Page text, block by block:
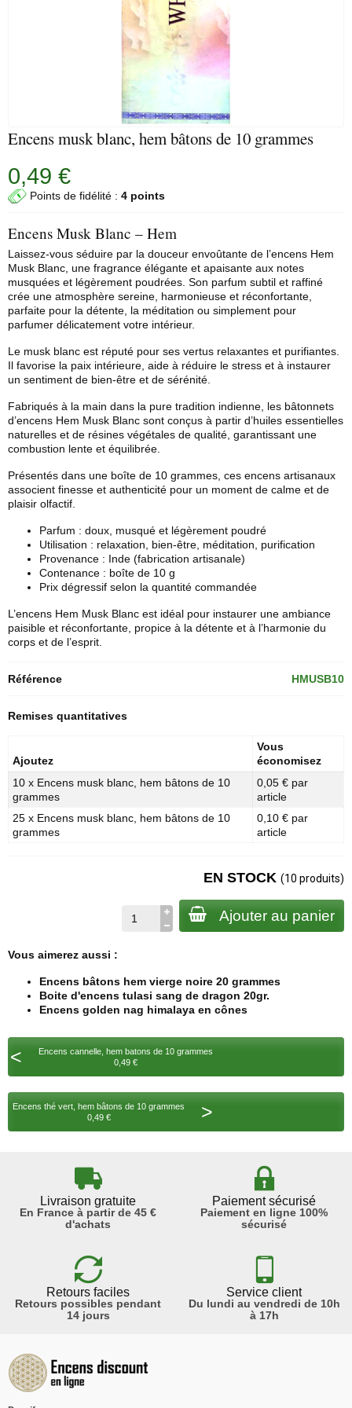
Encens musk blanc, hem bâtons de 10 grammes
0,49 €
Points de fidélité : 4 points
Encens Musk Blanc – Hem
Laissez-vous séduire par la douceur envoûtante de l’encens Hem
Musk Blanc, une fragrance élégante et apaisante aux notes
musquées et légèrement poudrées. Son parfum subtil et raffiné
crée une atmosphère sereine, harmonieuse et réconfortante,
parfaite pour la détente, la méditation ou simplement pour
parfumer délicatement votre intérieur.
Le musk blanc est réputé pour ses vertus relaxantes et purifiantes.
Il favorise la paix intérieure, aide à réduire le stress et à instaurer
un sentiment de bien-être et de sérénité.
Fabriqués à la main dans la pure tradition indienne, les bâtonnets
d’encens Hem Musk Blanc sont conçus à partir d’huiles essentielles
naturelles et de résines végétales de qualité, garantissant une
combustion lente et équilibrée.
Présentés dans une boîte de 10 grammes, ces encens artisanaux
associent finesse et authenticité pour un moment de calme et de
plaisir olfactif.
Parfum : doux, musqué et légèrement poudré
Utilisation : relaxation, bien-être, méditation, purification
Provenance : Inde (fabrication artisanale)
Contenance : boîte de 10 g
Prix dégressif selon la quantité commandée
L’encens Hem Musk Blanc est idéal pour instaurer une ambiance
paisible et réconfortante, propice à la détente et à l’harmonie du
corps et de l’esprit.
Référence HMUSB10
Remises quantitatives
Ajoutez
Vous
économisez
10 x Encens musk blanc, hem bâtons de 10
grammes
0,05 € par
article
25 x Encens musk blanc, hem bâtons de 10
grammes
0,10 € par
article
EN STOCK (10 produits)
Ajouter au panier
Vous aimerez aussi :
Encens bâtons hem vierge noire 20 grammes
Boite d'encens tulasi sang de dragon 20gr.
Encens golden nag himalaya en cônes
<
Encens cannelle, hem batons de 10 grammes
0,49 €
Encens thé vert, hem bâtons de 10 grammes
0,49 €
>
Livraison gratuite
En France à partir de 45 €
d'achats
Paiement sécurisé
Paiement en ligne 100%
sécurisé
Retours faciles
Retours possibles pendant
14 jours
Service client
Du lundi au vendredi de 10h
à 17h